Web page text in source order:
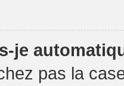
je
pas la